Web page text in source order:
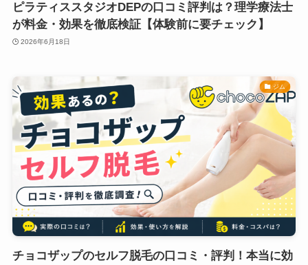
ピラティススタジオDEPの口コミ評判は？理学療法士
が料金・効果を徹底検証【体験前に要チェック】
2026年6月18日
ジム
チョコザップのセルフ脱毛の口コミ・評判！本当に効